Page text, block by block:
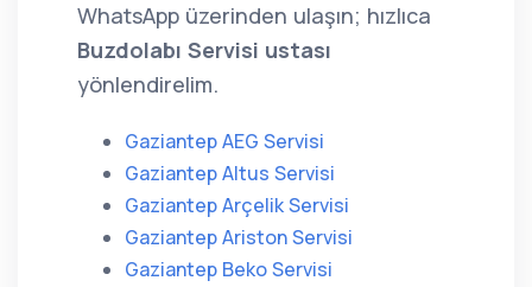
WhatsApp üzerinden ulaşın; hızlıca
Buzdolabı Servisi ustası
yönlendirelim.
Gaziantep AEG Servisi
Gaziantep Altus Servisi
Gaziantep Arçelik Servisi
Gaziantep Ariston Servisi
Gaziantep Beko Servisi